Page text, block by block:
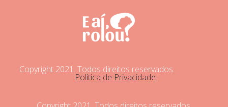
Copyright 2021. Todos direitos reservados.
Politica de Privacidade